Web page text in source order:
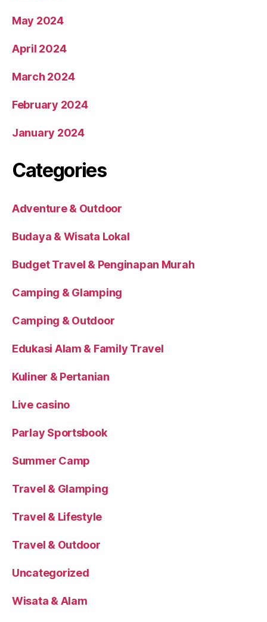
May 2024
April 2024
March 2024
February 2024
January 2024
Categories
Adventure & Outdoor
Budaya & Wisata Lokal
Budget Travel & Penginapan Murah
Camping & Glamping
Camping & Outdoor
Edukasi Alam & Family Travel
Kuliner & Pertanian
Live casino
Parlay Sportsbook
Summer Camp
Travel & Glamping
Travel & Lifestyle
Travel & Outdoor
Uncategorized
Wisata & Alam